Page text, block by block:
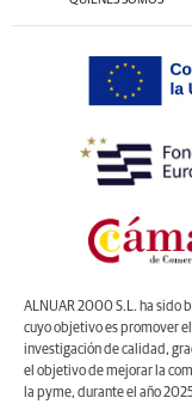
ALNUAR 2000 S.L. ha sido
cuyo objetivo es promover
investigación de calidad,
el objetivo de mejorar la
la pyme, durante el año